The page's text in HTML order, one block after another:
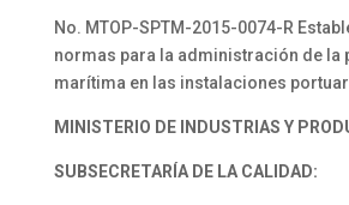
No. MTOP-SPTM-2015-0074-R
normas para la administración de la
marítima en las instalaciones
MINISTERIO DE INDUSTRIAS Y
SUBSECRETARÍA DE LA CALIDAD: